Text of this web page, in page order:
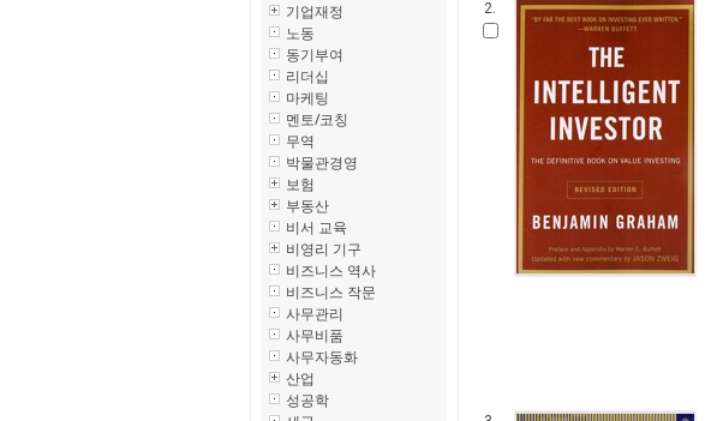
기업재정
노동
동기부여
리더십
마케팅
멘토/코칭
무역
박물관경영
보험
부동산
비서 교육
비영리 기구
비즈니스 역사
비즈니스 작문
사무관리
사무비품
사무자동화
산업
성공학
2.